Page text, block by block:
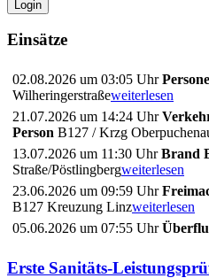
Einsätze
02.08.2026 um 03:05 Uhr
Wilheringerstraßeweiterlesen
21.07.2026 um 14:24 Uhr
Person B127 / Krzg
13.07.2026 um 11:30 UhrBrand
Straße/Pöstlingbergweiterlesen
23.06.2026 um 09:59 Uhr
B127 Kreuzung Linzweiterlesen
05.06.2026 um 07:55 Uhr
Erste Sanitäts-